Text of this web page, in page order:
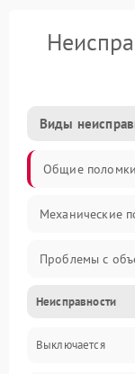
Виды
Общие поломки
Механические
Проблемы с
Электронные
Механические
Неисправности
Выключается